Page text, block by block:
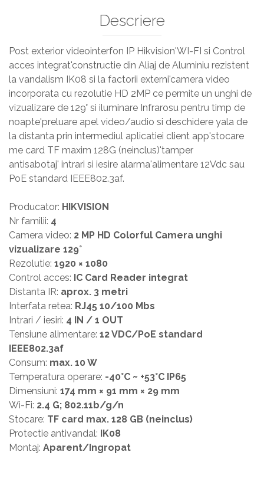
Descriere
Post exterior videointerfon IP Hikvision'WI-FI si Control
acces integrat'constructie din Aliaj de Aluminiu rezistent
la vandalism IK08 si la factorii externi'camera video
incorporata cu rezolutie HD 2MP ce permite un unghi de
vizualizare de 129° si iluminare Infrarosu pentru timp de
noapte'preluare apel video/audio si deschidere yala de
la distanta prin intermediul aplicatiei client app'stocare
me card TF maxim 128G (neinclus)'tamper
antisabotaj' intrari si iesire alarma'alimentare 12Vdc sau
PoE standard IEEE802.3af.
Producator: HIKVISION
Nr familii: 4
Camera video: 2 MP HD Colorful Camera unghi
vizualizare 129°
Rezolutie: 1920 × 1080
Control acces: IC Card Reader integrat
Distanta IR: aprox. 3 metri
Interfata retea: RJ45 10/100 Mbs
Intrari / iesiri: 4 IN / 1 OUT
Tensiune alimentare: 12 VDC/PoE standard
IEEE802.3af
Consum: max. 10 W
Temperatura operare: -40°C ~ +53°C IP65
Dimensiuni: 174 mm × 91 mm × 29 mm
Wi-Fi: 2.4 G; 802.11b/g/n
Stocare: TF card max. 128 GB (neinclus)
Protectie antivandal: IK08
Montaj: Aparent/Ingropat